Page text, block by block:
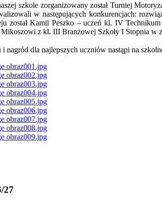
szkole zorganizowany został Turniej
w następujących konkurencjach:
został Kamil Peszko – uczeń kl. IV
z kl. III Branżowej Szkoły I Stopnia w
nagród dla najlepszych uczniów nastąpi na
27